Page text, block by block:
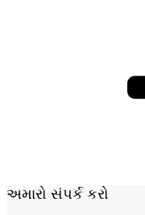
અમારો સંપર્ક કરો